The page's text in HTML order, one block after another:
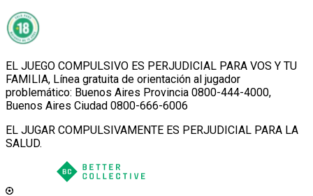
EL JUEGO COMPULSIVO ES PERJUDICIAL PARA VOS Y TU
FAMILIA, Línea gratuita de orientación al jugador
problemático: Buenos Aires Provincia 0800-444-4000,
Buenos Aires Ciudad 0800-666-6006
EL JUGAR COMPULSIVAMENTE ES PERJUDICIAL PARA LA
SALUD.